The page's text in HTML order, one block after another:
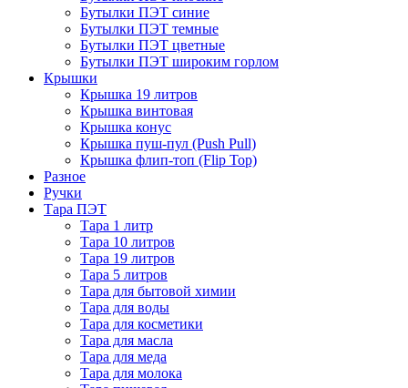
Бутылки ПЭТ синие
Бутылки ПЭТ темные
Бутылки ПЭТ цветные
Бутылки ПЭТ широким горлом
Крышки
Крышка 19 литров
Крышка винтовая
Крышка конус
Крышка пуш-пул (Push Pull)
Крышка флип-топ (Flip Top)
Разное
Ручки
Тара ПЭТ
Тара 1 литр
Тара 10 литров
Тара 19 литров
Тара 5 литров
Тара для бытовой химии
Тара для воды
Тара для косметики
Тара для масла
Тара для меда
Тара для молока